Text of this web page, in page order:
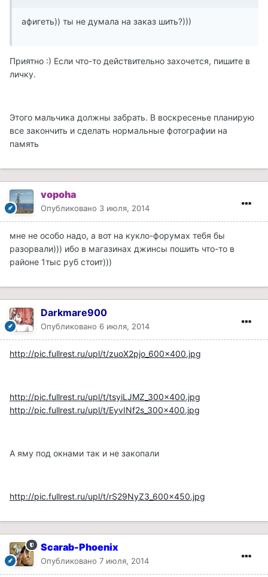
афигеть)) ты не думала на заказ шить?)))
Приятно :) Если что-то действительно захочется, пишите в
личку.
Этого мальчика должны забрать. В воскресенье планирую
все закончить и сделать нормальные фотографии на
память
vopoha
Опубликовано 3 июля, 2014
мне не особо надо, а вот на кукло-форумах тебя бы
разорвали))) ибо в магазинах джинсы пошить что-то в
районе 1тыс руб стоит)))
Darkmare900
Опубликовано 6 июля, 2014
http://pic.fullrest.ru/upl/t/zuoX2pjo_600x400.jpg
http://pic.fullrest.ru/upl/t/tsyiLJMZ_300x400.jpg
http://pic.fullrest.ru/upl/t/EyvINf2s_300x400.jpg
А яму под окнами так и не закопали
http://pic.fullrest.ru/upl/t/rS29NyZ3_600x450.jpg
Scarab-Phoenix
Опубликовано 7 июля, 2014